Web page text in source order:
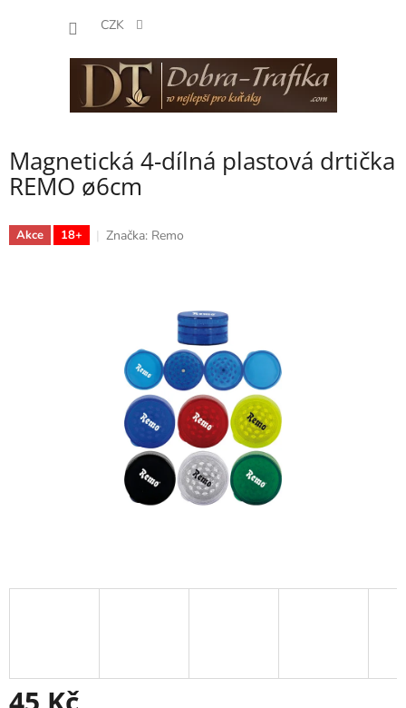
CZK
Magnetická 4-dílná plastová drtička
REMO ø6cm
Akce 18+ Značka: Remo